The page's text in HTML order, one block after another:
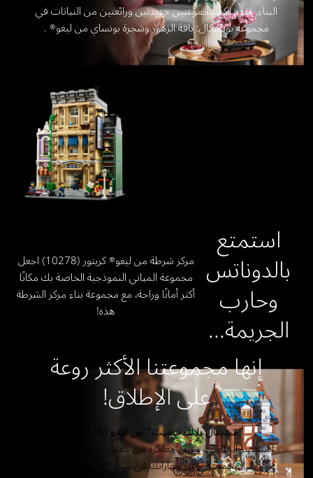
البناء. نقدم لكم مجموعتين جديدتين ورائعتين من النباتات في
مجموعة بوتانيكال: باقة الزهور وشجرة بونساي من ليغو® .
استمتع
بالدوناتس
وحارب
الجريمة...
مركز شرطة من ليغو® كريتور (10278) اجعل
مجموعة المباني النموذجية الخاصة بك مكانًا
أكثر أمانًا وراحة، مع مجموعة بناء مركز الشرطة
هذه!
إنها مجموعتنا الأكثر روعة
على الإطلاق!
"ميديفال بلاك سميث" من ليغو (21325)
استحضر الماضي، وعش مغامرة من مغامراته من خلال هذه
المجموعة، وعزز مهاراتك في شحذ السيوف...